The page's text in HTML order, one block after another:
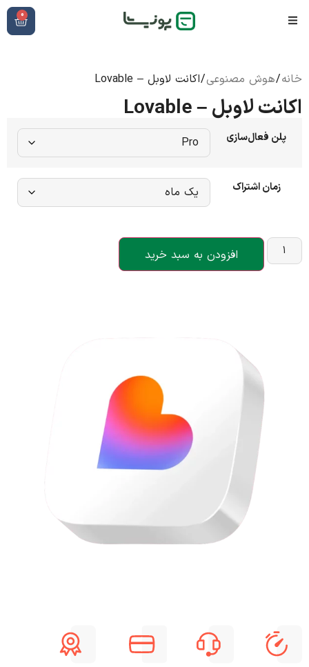
0
خانه/هوش مصنوعی/ اکانت لاوبل – Lovable
اکانت لاوبل – Lovable
پلن فعال‌سازی
زمان اشتراک
افزودن به سبد خرید